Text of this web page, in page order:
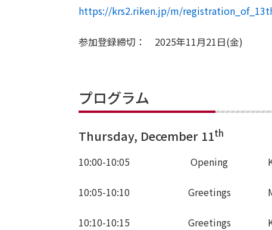
https://krs2.riken.jp/m/
参加登録締切： 2025年11月21日(金)
プログラム
Thursday, December 11th
10:00-10:05 Opening
10:05-10:10 Greetings
10:10-10:15 Greetings